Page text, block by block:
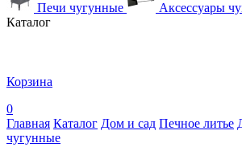
Печи чугунные
Аксессуары
Каталог
Корзина
0
Главная Каталог Дом и сад Печное литье
чугунные